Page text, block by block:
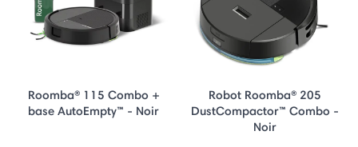
Roomba® 115 Combo +
base AutoEmpty™ - Noir
Robot Roomba® 205
DustCompactor™ Combo -
Noir